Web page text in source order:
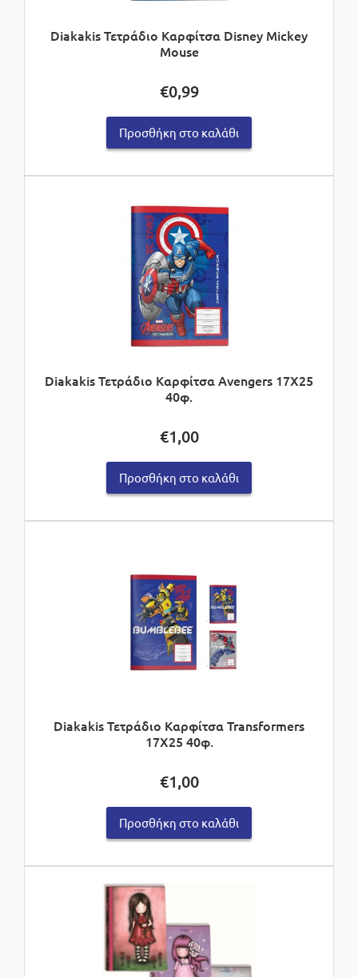
Diakakis Τετράδιο Καρφίτσα Disney Mickey
Mouse
€0,99
Προσθήκη στο καλάθι
Diakakis Τετράδιο Καρφίτσα Avengers 17X25
40φ.
€1,00
Προσθήκη στο καλάθι
Diakakis Τετράδιο Καρφίτσα Transformers
17X25 40φ.
€1,00
Προσθήκη στο καλάθι